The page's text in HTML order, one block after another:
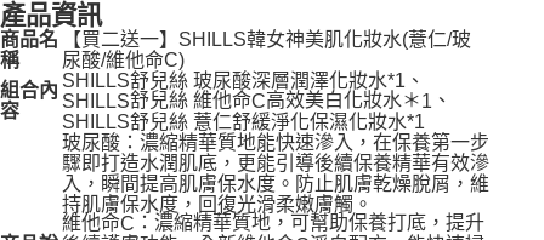
產品資訊
商品名
稱
【買二送一】SHILLS韓女神美肌化妝水(薏仁/玻
尿酸/維他命C)
組合內
容
SHILLS舒兒絲 玻尿酸深層潤澤化妝水*1 、
SHILLS舒兒絲 維他命C高效美白化妝水＊1 、
SHILLS舒兒絲 薏仁舒緩淨化保濕化妝水*1
玻尿酸：濃縮精華質地能快速滲入，在保養第一步
驟即打造水潤肌底，更能引導後續保養精華有效滲
入，瞬間提高肌膚保水度。防止肌膚乾燥脫屑，維
持肌膚保水度，回復光滑柔嫩膚觸。
維他命C ：濃縮精華質地，可幫助保養打底，提升